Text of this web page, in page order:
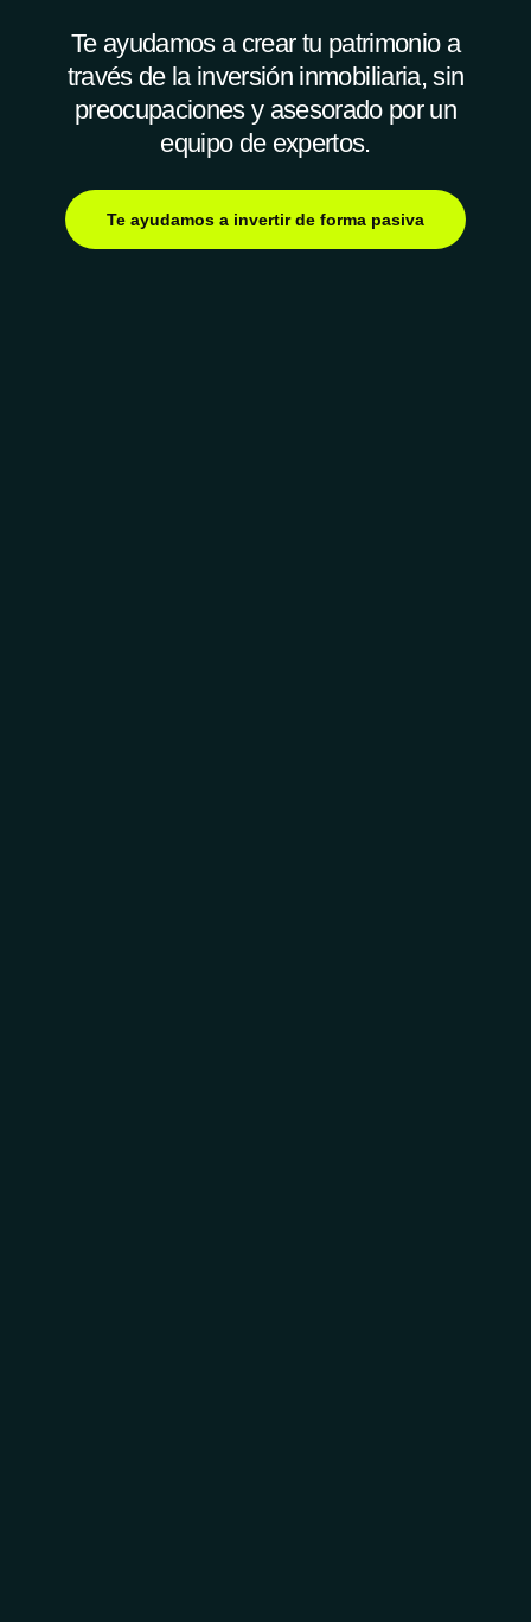
Te ayudamos a crear tu patrimonio a
través de la inversión inmobiliaria, sin
preocupaciones y asesorado por un
equipo de expertos.
Te ayudamos a invertir de forma pasiva